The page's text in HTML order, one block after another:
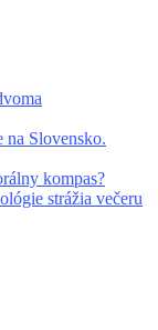
na Slovensko.
kompas?
strážia večeru